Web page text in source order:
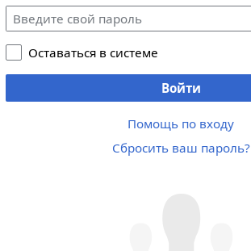
Оставаться в системе
Войти
Помощь по входу
Сбросить ваш пароль?